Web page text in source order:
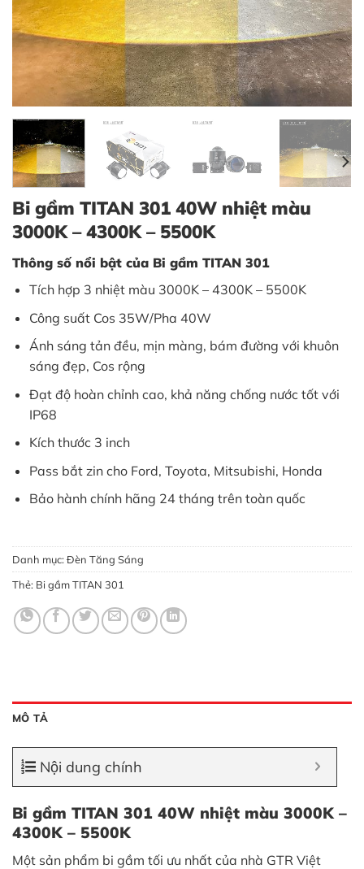
Bi gầm TITAN 301 40W nhiệt màu
3000K – 4300K – 5500K
Thông số nổi bật của Bi gầm TITAN 301
Tích hợp 3 nhiệt màu 3000K – 4300K – 5500K
Công suất Cos 35W/Pha 40W
Ánh sáng tản đều, mịn màng, bám đường với khuôn
sáng đẹp, Cos rộng
Đạt độ hoàn chỉnh cao, khả năng chống nước tốt với
IP68
Kích thước 3 inch
Pass bắt zin cho Ford, Toyota, Mitsubishi, Honda
Bảo hành chính hãng 24 tháng trên toàn quốc
Danh mục: Đèn Tăng Sáng
Thẻ: Bi gầm TITAN 301
MÔ TẢ
Nội dung chính
Bi gầm TITAN 301 40W nhiệt màu 3000K –
4300K – 5500K
Một sản phẩm bi gầm tối ưu nhất của nhà GTR Việt